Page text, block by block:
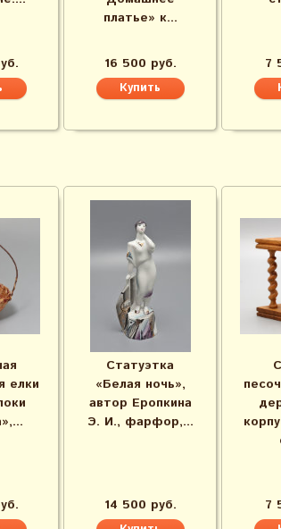
платье» к...
16 500 руб. 7
елки
Статуэтка
«Белая ночь»,
автор Еропкина
Э. И., фарфор,...
14 500 руб. 7